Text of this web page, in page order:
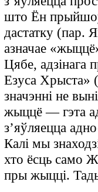
што Ён
дастатку (пар.
азначае
Цябе, адзінага
Езуса Хрыста»
значэнні не
жыццё — гэта
з’яўляецца
Калі мы
хто ёсць само
пры жыцці.